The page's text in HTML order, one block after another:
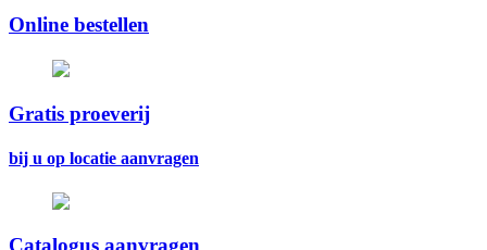
Online bestellen
Gratis proeverij
bij u op locatie aanvragen